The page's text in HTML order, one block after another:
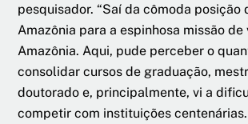
pesquisador. “Saí da cômoda posição
Amazônia para a espinhosa missão de
Amazônia. Aqui, pude perceber o
consolidar cursos de graduação,
doutorado e, principalmente, vi a
competir com instituições